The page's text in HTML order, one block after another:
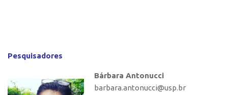
Pesquisadores
Bárbara Antonucci
barbara.antonucci@usp.br